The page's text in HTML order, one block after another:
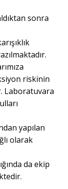
sonra
riskinin
Laboratuvara
yapılan
olarak
da ekip